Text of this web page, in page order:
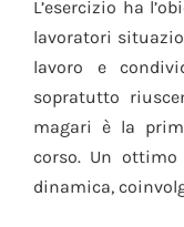
L’esercizio ha
lavoratori
lavoro e
sopratutto
magari è la
corso. Un ottimo
dinamica,